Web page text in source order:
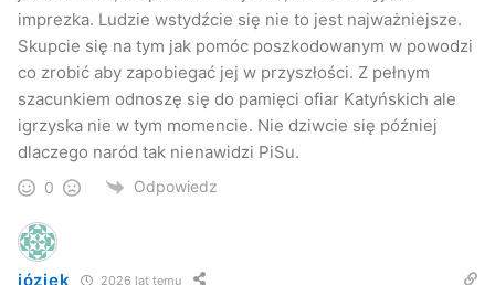
imprezka. Ludzie wstydźcie się nie to jest najważniejsze.
Skupcie się na tym jak pomóc poszkodowanym w powodzi
co zrobić aby zapobiegać jej w przyszłości. Z pełnym
szacunkiem odnoszę się do pamięci ofiar Katyńskich ale
igrzyska nie w tym momencie. Nie dziwcie się później
dlaczego naród tak nienawidzi PiSu.
0 Odpowiedz
józiek 2026 lat temu